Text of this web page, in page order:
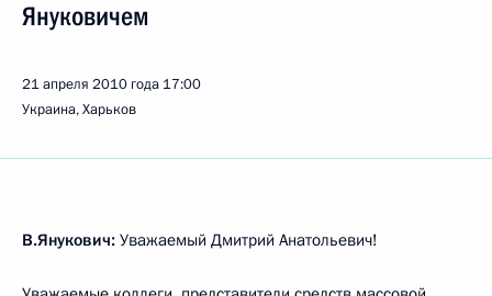
Януковичем
21 апреля 2010 года 17:00
Украина, Харьков
В.Янукович: Уважаемый Дмитрий Анатольевич!